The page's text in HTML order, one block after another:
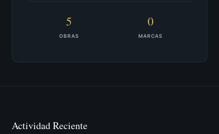
5
OBRAS
0
MARCAS
Actividad Reciente